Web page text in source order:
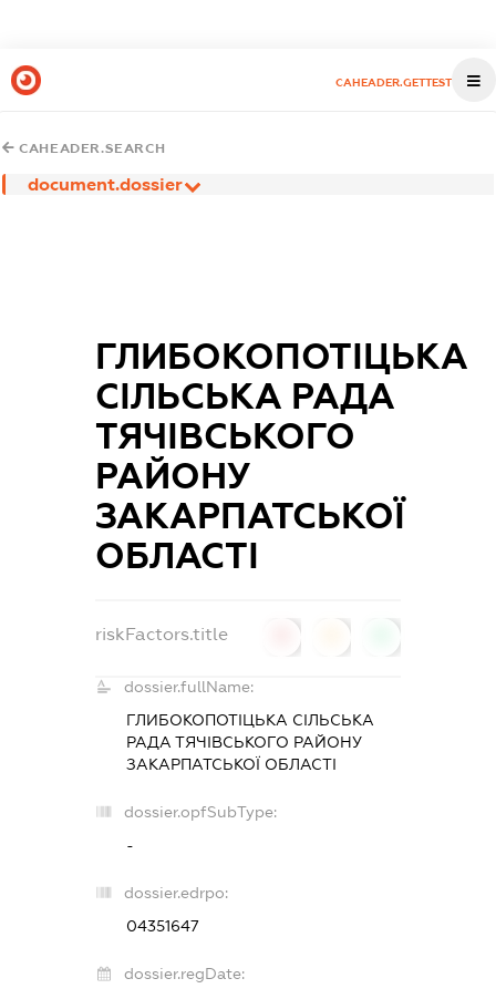
CAHEADER.GETTEST
CAHEADER.SEARCH
document.dossier
ГЛИБОКОПОТІЦЬКА
СІЛЬСЬКА РАДА
ТЯЧІВСЬКОГО
РАЙОНУ
ЗАКАРПАТСЬКОЇ
ОБЛАСТІ
riskFactors.title
dossier.fullName:
ГЛИБОКОПОТІЦЬКА СІЛЬСЬКА
РАДА ТЯЧІВСЬКОГО РАЙОНУ
ЗАКАРПАТСЬКОЇ ОБЛАСТІ
dossier.opfSubType:
-
dossier.edrpo:
04351647
dossier.regDate: